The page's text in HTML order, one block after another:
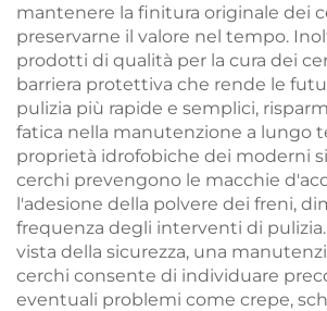
mantenere la finitura originale dei
preservarne il valore nel tempo.
prodotti di qualità per la cura dei
barriera protettiva che rende le
pulizia più rapide e semplici,
fatica nella manutenzione a lungo
proprietà idrofobiche dei moderni
cerchi prevengono le macchie
l'adesione della polvere dei freni,
frequenza degli interventi di
vista della sicurezza, una
cerchi consente di individuare
eventuali problemi come crepe,